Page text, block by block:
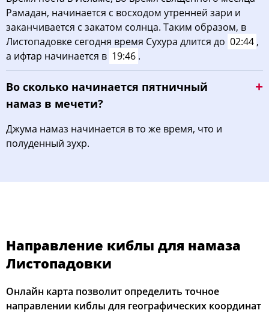
Рамадан, начинается с восходом утренней зари и
заканчивается с закатом солнца. Таким образом, в
Листопадовке сегодня время Сухура длится до 02:44 ,
а ифтар начинается в 19:46 .
Во сколько начинается пятничный
намаз в мечети?
Джума намаз начинается в то же время, что и
полуденный зухр.
Направление киблы для намаза
Листопадовки
Онлайн карта позволит определить точное
направлении киблы для географических координат